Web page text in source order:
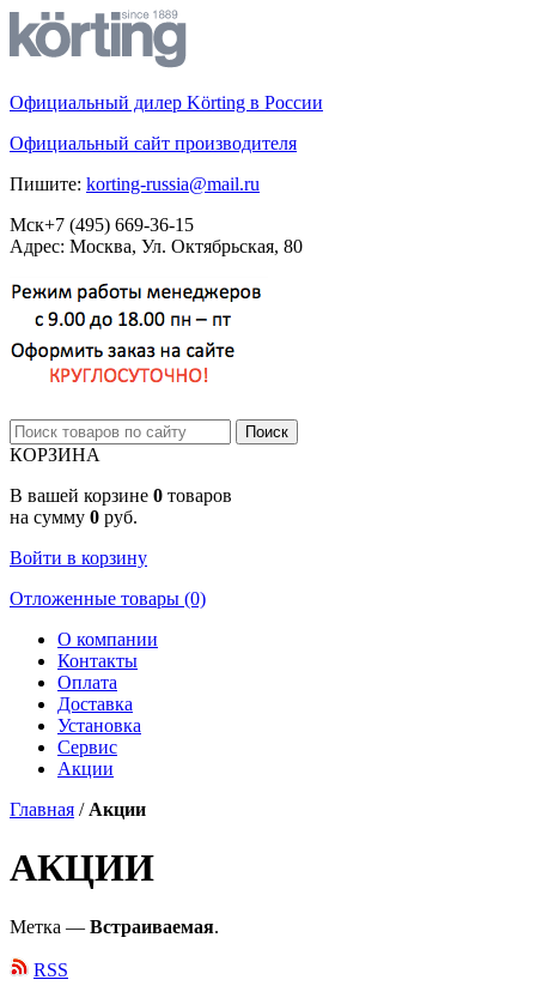
Официальный дилер Körting в России
Официальный сайт производителя
Пишите: korting-russia@mail.ru
Мск+7 (495) 669-36-15
Адрес: Москва, Ул. Октябрьская, 80
КОРЗИНА
В вашей корзине 0 товаров
на сумму 0 руб.
Войти в корзину
Отложенные товары (0)
О компании
Контакты
Оплата
Доставка
Установка
Сервис
Акции
Главная / Акции
АКЦИИ
Метка — Встраиваемая.
RSS